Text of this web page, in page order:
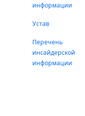
информации
Устав
Перечень
инсайдерской
информации